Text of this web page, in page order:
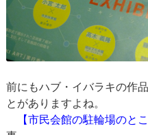
前にもハブ・イバラキの作
とがありますよね。
【市民会館の駐輪場のと